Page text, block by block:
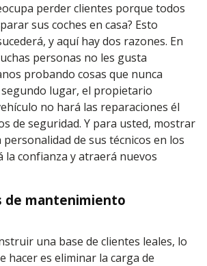
perder clientes porque todos
sus coches en casa? Esto
y aquí hay dos razones. En
personas no les gusta
probando cosas que nunca
segundo lugar, el propietario
no hará las reparaciones él
de seguridad. Y para usted, mostrar
personalidad de sus técnicos en los
la confianza y atraerá nuevos
de mantenimiento
una base de clientes leales, lo
hacer es eliminar la carga de